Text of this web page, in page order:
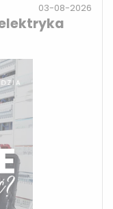
03-08-2026